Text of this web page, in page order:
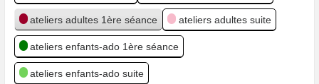
ateliers adultes 1ère séance ateliers adultes suite
ateliers enfants-ado 1ère séance
ateliers enfants-ado suite